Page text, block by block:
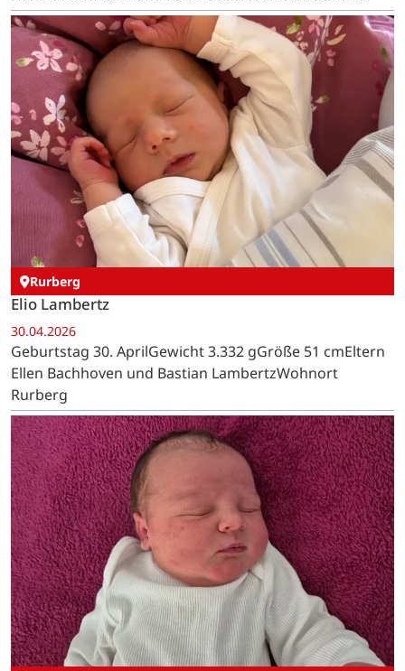
Rurberg
Elio Lambertz
30.04.2026
Geburtstag 30. AprilGewicht 3.332 gGröße 51 cmEltern
Ellen Bachhoven und Bastian LambertzWohnort
Rurberg